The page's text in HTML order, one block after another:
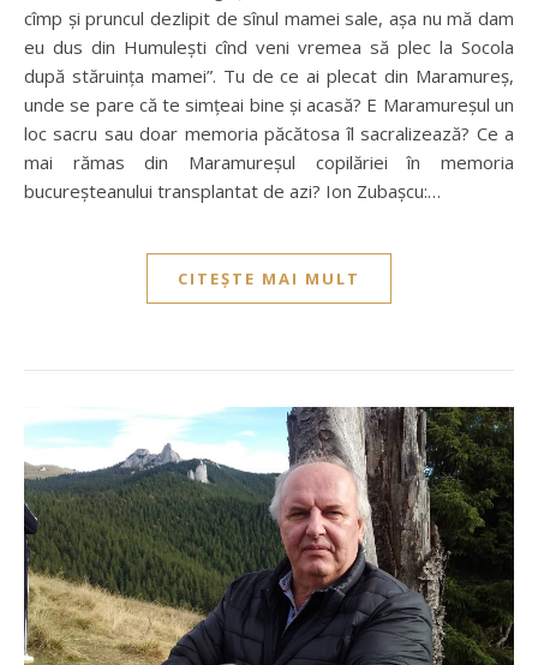
cîmp şi pruncul dezlipit de sînul mamei sale, aşa nu mă dam
eu dus din Humuleşti cînd veni vremea să plec la Socola
după stăruinţa mamei”. Tu de ce ai plecat din Maramureş,
unde se pare că te simţeai bine şi acasă? E Maramureşul un
loc sacru sau doar memoria păcătosa îl sacralizează? Ce a
mai rămas din Maramureşul copilăriei în memoria
bucureşteanului transplantat de azi? Ion Zubaşcu:…
CITEȘTE MAI MULT